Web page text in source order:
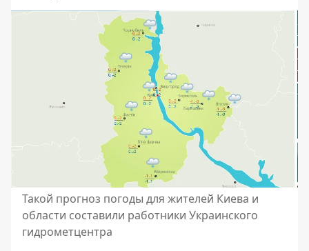
Такой прогноз погоды для жителей Киева и
области составили работники Украинского
гидрометцентра